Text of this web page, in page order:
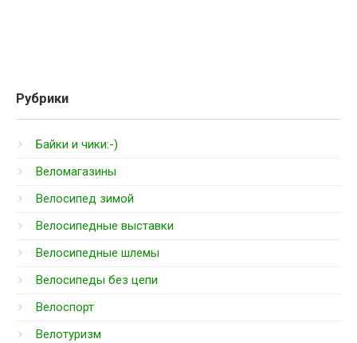
Рубрики
Байки и чики:-)
Веломагазины
Велосипед зимой
Велосипедные выставки
Велосипедные шлемы
Велосипеды без цепи
Велоспорт
Велотуризм